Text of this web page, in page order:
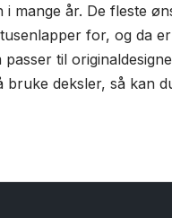
mange år. De fleste
for, og da
til
deksler, så kan